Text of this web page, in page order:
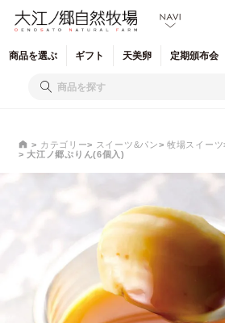
商品を選ぶ ギフト 天美卵 定期頒布会
カテゴリー スイーツ&パン 牧場スイーツ
大江ノ郷ぷりん(6個入)